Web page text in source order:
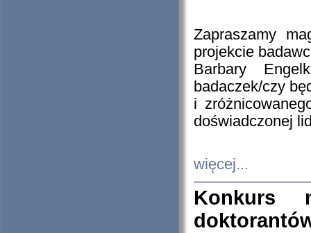
Zapraszamy
projekcie
Barbary
badaczek/czy
i
doświadczonej
więcej...
Konkurs